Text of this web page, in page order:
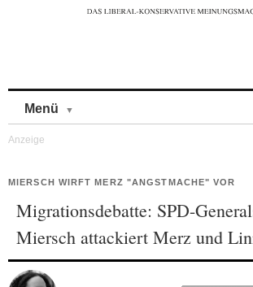
Menü
MIERSCH WIRFT MERZ "ANGSTMACHE" VOR
Migrationsdebatte: SPD-
Miersch attackiert Merz und